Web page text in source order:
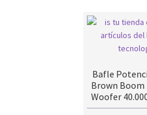
Bafle
Brown Boom
Woofer